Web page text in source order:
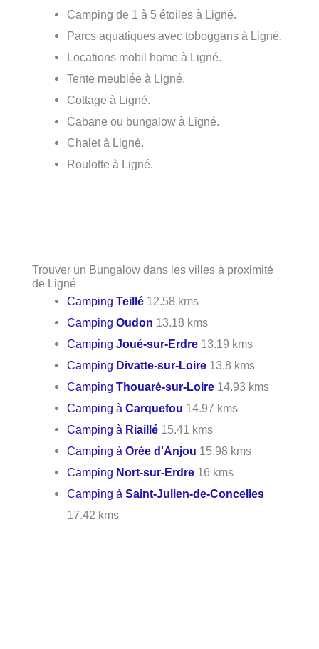
Camping de 1 à 5 étoiles à Ligné.
Parcs aquatiques avec toboggans à Ligné.
Locations mobil home à Ligné.
Tente meublée à Ligné.
Cottage à Ligné.
Cabane ou bungalow à Ligné.
Chalet à Ligné.
Roulotte à Ligné.
Trouver un Bungalow dans les villes à proximité
de Ligné
CampingTeillé 12.58 kms
CampingOudon 13.18 kms
CampingJoué-sur-Erdre 13.19 kms
Camping Divatte-sur-Loire 13.8 kms
CampingThouaré-sur-Loire 14.93 kms
Camping àCarquefou 14.97 kms
Camping à Riaillé 15.41 kms
Camping àOrée d'Anjou 15.98 kms
Camping Nort-sur-Erdre 16 kms
Camping àSaint-Julien-de-Concelles
17.42 kms